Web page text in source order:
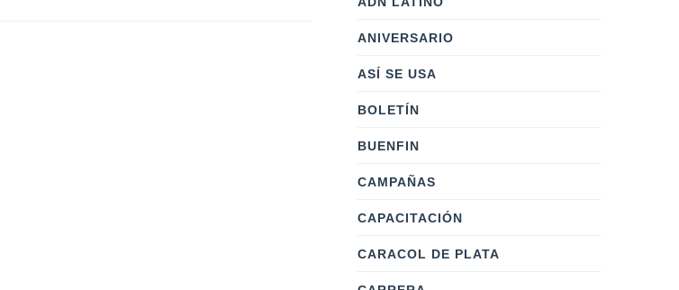
ANIVERSARIO
ASÍ SE USA
BOLETÍN
BUENFIN
CAMPAÑAS
CAPACITACIÓN
CARACOL DE PLATA